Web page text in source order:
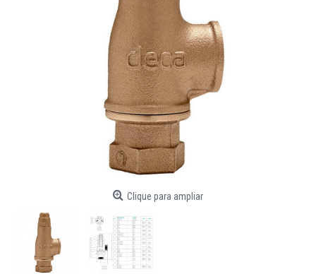
Clique para ampliar